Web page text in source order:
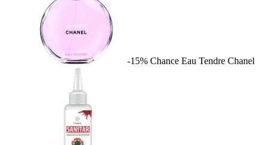
-15% Chance Eau Tendre Chanel